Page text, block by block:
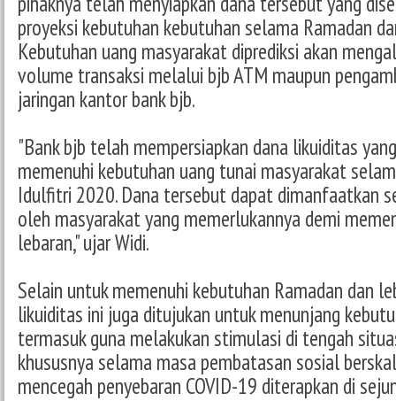
proyeksi kebutuhan kebutuhan selama Ramadan
Kebutuhan uang masyarakat diprediksi akan
volume transaksi melalui bjb ATM maupun
jaringan kantor bank bjb.
"Bank bjb telah mempersiapkan dana likuiditas
memenuhi kebutuhan uang tunai masyarakat
Idulfitri 2020. Dana tersebut dapat dimanfaatkan
oleh masyarakat yang memerlukannya demi
lebaran," ujar Widi.
Selain untuk memenuhi kebutuhan Ramadan dan
likuiditas ini juga ditujukan untuk menunjang
termasuk guna melakukan stimulasi di tengah
khususnya selama masa pembatasan sosial
mencegah penyebaran COVID-19 diterapkan di